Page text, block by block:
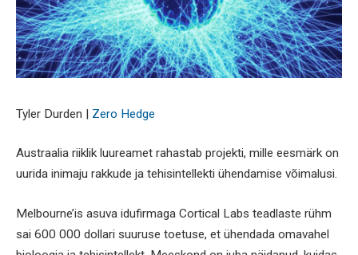
Tyler Durden | Zero Hedge
Austraalia riiklik luureamet rahastab projekti, mille eesmärk on
uurida inimaju rakkude ja tehisintellekti ühendamise võimalusi.
Melbourne’is asuva idufirmaga Cortical Labs teadlaste rühm
sai 600 000 dollari suuruse toetuse, et ühendada omavahel